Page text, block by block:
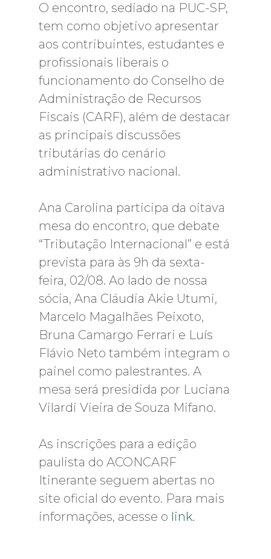
O encontro, sediado na PUC-SP,
tem como objetivo apresentar
aos contribuintes, estudantes e
profissionais liberais o
funcionamento do Conselho de
Administração de Recursos
Fiscais (CARF), além de destacar
as principais discussões
tributárias do cenário
administrativo nacional.
Ana Carolina participa da oitava
mesa do encontro, que debate
“Tributação Internacional” e está
prevista para às 9h da sexta-
feira, 02/08. Ao lado de nossa
sócia, Ana Cláudia Akie Utumi,
Marcelo Magalhães Peixoto,
Bruna Camargo Ferrari e Luís
Flávio Neto também integram o
painel como palestrantes. A
mesa será presidida por Luciana
Vilardi Vieira de Souza Mifano.
As inscrições para a edição
paulista do ACONCARF
Itinerante seguem abertas no
site oficial do evento. Para mais
informações, acesse o link.